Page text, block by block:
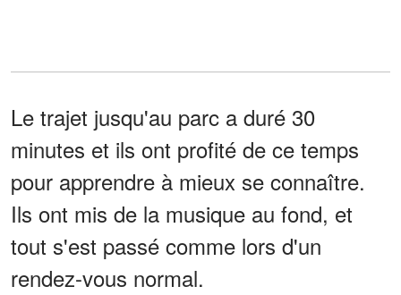
Le trajet jusqu'au parc a duré 30
minutes et ils ont profité de ce temps
pour apprendre à mieux se connaître.
Ils ont mis de la musique au fond, et
tout s'est passé comme lors d'un
rendez-vous normal.